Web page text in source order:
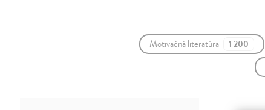
Motivačná literatúra 1 200